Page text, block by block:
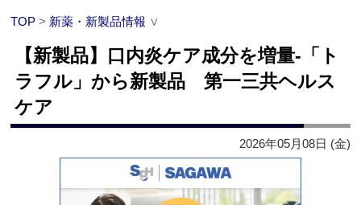
TOP > 新薬・新製品情報 ∨
【新製品】口内炎ケア成分を増量‐「ト
ラフル」から新製品 第一三共ヘルス
ケア
2026年05月08日 (金)